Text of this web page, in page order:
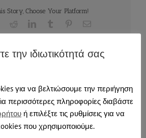
Story, Choose Your Platform!
RedditLinkedInTumblr PinterestEmail
την ιδιωτικότητά σας
για να βελτιώσουμε την περιήγηση
περισσότερες πληροφορίες διαβάστε
ή επιλέξτε τις ρυθμίσεις για να
που χρησιμοποιούμε.